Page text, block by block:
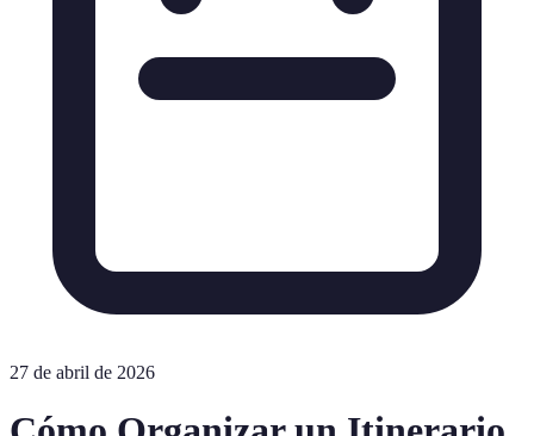
27 de abril de 2026